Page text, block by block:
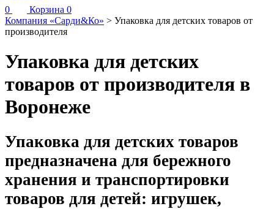
0
Корзина 0
Компания «Сарди&Ко» > Упаковка для детских товаров от
производителя
Упаковка для детских
товаров от производителя в
Воронеже
Упаковка для детских товаров
предназначена для бережного
хранения и транспортировки
товаров для детей: игрушек,